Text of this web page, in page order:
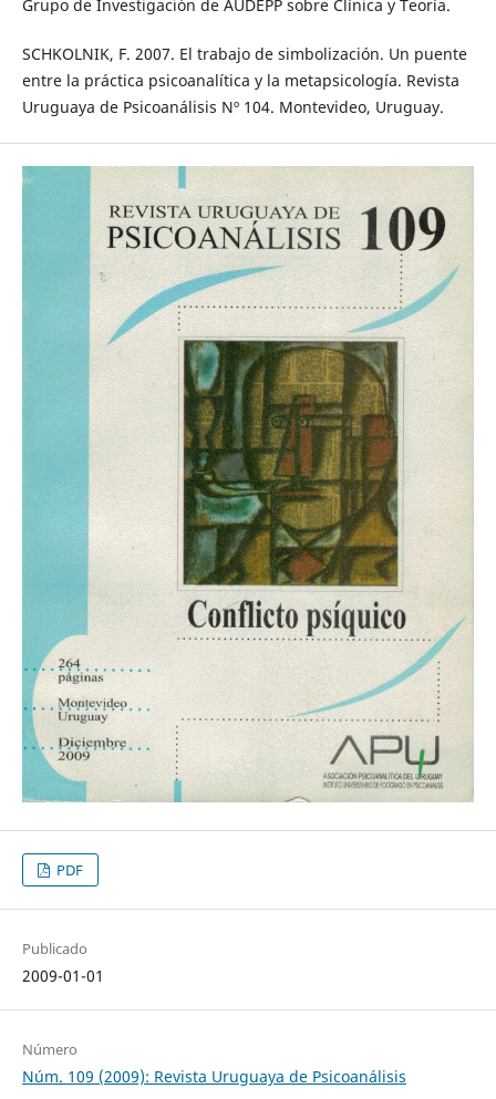
Grupo de Investigación de AUDEPP sobre Clínica y Teoría.
SCHKOLNIK, F. 2007. El trabajo de simbolización. Un puente
entre la práctica psicoanalítica y la metapsicología. Revista
Uruguaya de Psicoanálisis Nº 104. Montevideo, Uruguay.
PDF
Publicado
2009-01-01
Número
Núm. 109 (2009): Revista Uruguaya de Psicoanálisis